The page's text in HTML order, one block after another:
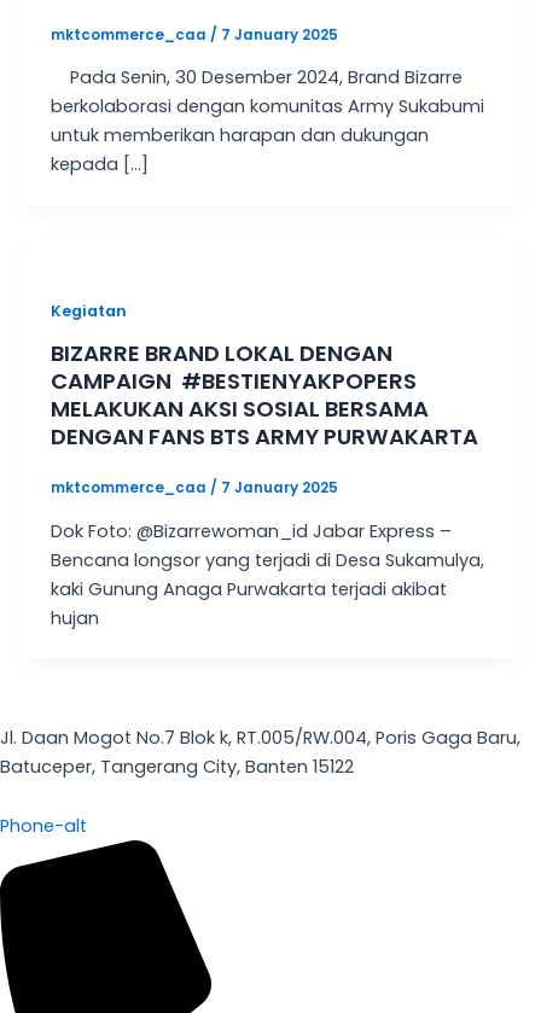
mktcommerce_caa / 7 January 2025
Pada Senin, 30 Desember 2024, Brand Bizarre
berkolaborasi dengan komunitas Army Sukabumi
untuk memberikan harapan dan dukungan
kepada […]
Kegiatan
BIZARRE BRAND LOKAL DENGAN
CAMPAIGN #BESTIENYAKPOPERS
MELAKUKAN AKSI SOSIAL BERSAMA
DENGAN FANS BTS ARMY PURWAKARTA
mktcommerce_caa / 7 January 2025
Dok Foto: @Bizarrewoman_id Jabar Express –
Bencana longsor yang terjadi di Desa Sukamulya,
kaki Gunung Anaga Purwakarta terjadi akibat
hujan
Jl. Daan Mogot No.7 Blok k, RT.005/RW.004, Poris Gaga Baru,
Batuceper, Tangerang City, Banten 15122
Phone-alt